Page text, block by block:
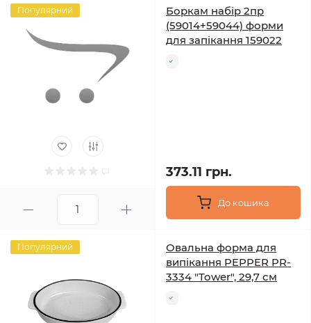
Популярний
Боркам набір 2пр
(59014+59044) форми
для запікання 159022
373.11 грн.
До кошика
Популярний
Овальна форма для
випікання PEPPER PR-
3334 "Tower", 29,7 см